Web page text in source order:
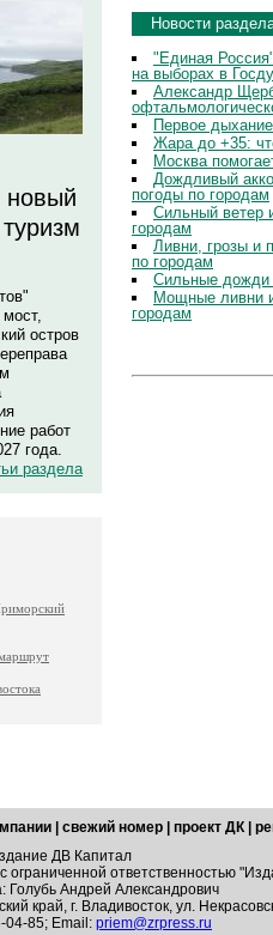
новый
мост,
остров
работ
года.
раздела
Новости
"Единая
на выборах в
Александр
Первое
Жара до +35:
Москва
Дождливый
погоды по городам
Сильный ветер
городам
Ливни, грозы и
по городам
Сильные дожди
Мощные ливни
городам
свежий номер проект ДК
ДВ Капитал
ограниченной ответственностью
Голубь Андрей Александрович
край, г. Владивосток, ул.
85; Email: priem@zrpress.ru